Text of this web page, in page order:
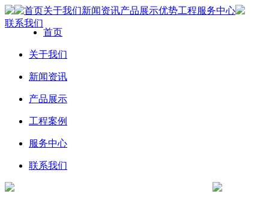
首页关于我们新闻资讯产品展示优势工程服务中心
联系我们
首页
关于我们
新闻资讯
产品展示
工程案例
服务中心
联系我们